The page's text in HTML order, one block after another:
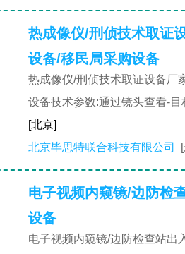
热成像仪/刑侦技术取证
设备/移民局采购设备
热成像仪/刑侦技术取证设备厂
设备技术参数:通过镜头查看-
[北京]
北京毕思特联合科技有限公司
电子视频内窥镜/边防检
设备
电子视频内窥镜/边防检查站出